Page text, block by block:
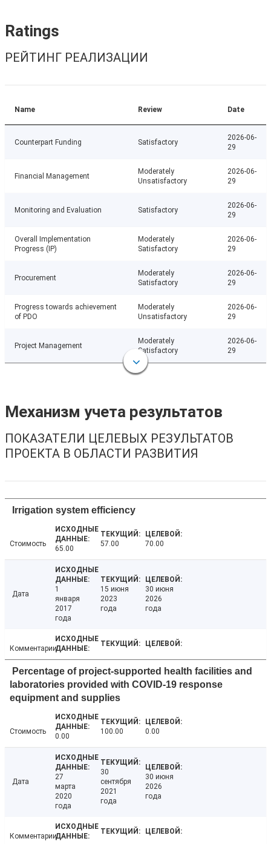
Ratings
РЕЙТИНГ РЕАЛИЗАЦИИ
Name Review Date
Counterpart Funding Satisfactory
2026-06-
29
Financial Management
Moderately
Unsatisfactory
2026-06-
29
Monitoring and Evaluation Satisfactory
2026-06-
29
Overall Implementation
Progress (IP)
Moderately
Satisfactory
2026-06-
29
Procurement
Moderately
Satisfactory
2026-06-
29
Progress towards achievement
of PDO
Moderately
Unsatisfactory
2026-06-
29
Project Management
Moderately
Satisfactory
2026-06-
29
Механизм учета результатов
ПОКАЗАТЕЛИ ЦЕЛЕВЫХ РЕЗУЛЬТАТОВ
ПРОЕКТА В ОБЛАСТИ РАЗВИТИЯ
Irrigation system efficiency
Стоимость
65.00
57.00 70.00
Дата
1
января
2017
года
15 июня
2023
года
30 июня
2026
года
Комментарии
Percentage of project-supported health facilities and
laboratories provided with COVID-19 response
equipment and supplies
Стоимость
0.00
100.00 0.00
Дата
27
марта
2020
года
30
сентября
2021
года
30 июня
2026
года
Комментарии